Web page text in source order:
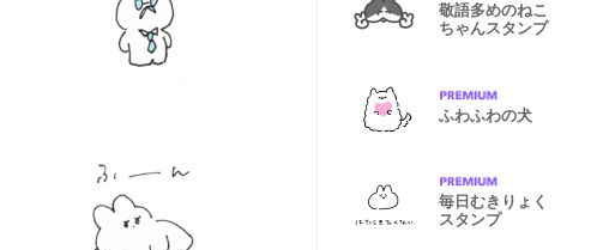
敬語多めのねこ
ちゃんスタンプ
ふわふわの犬
毎日むきりょく
スタンプ